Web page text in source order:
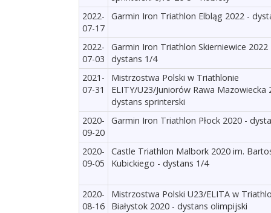
2022-
07-17
Garmin Iron Triathlon Elbląg 2022 -
2022-
07-03
Garmin Iron Triathlon Skierniewice 2022
dystans 1/4
2021-
07-31
Mistrzostwa Polski w Triathlonie
ELITY/U23/Juniorów Rawa Mazowiecka
dystans sprinterski
2020-
09-20
Garmin Iron Triathlon Płock 2020 -
2020-
09-05
Castle Triathlon Malbork 2020 im.
Kubickiego - dystans 1/4
2020-
08-16
Mistrzostwa Polski U23/ELITA w
Białystok 2020 - dystans olimpijski